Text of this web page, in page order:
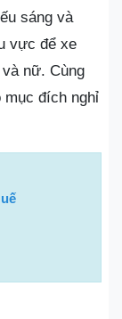
sáng và
vực để xe
nữ. Cùng
mục đích nghỉ